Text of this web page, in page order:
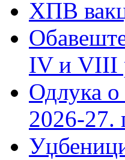
ХПВ
IV и VIII
Одлука о
2026-27.